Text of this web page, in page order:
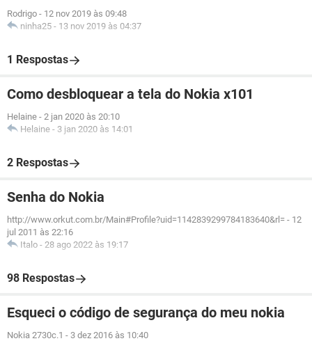
Rodrigo - 12 nov 2019 às 09:48
ninha25 - 13 nov 2019 às 04:37
1 Respostas
Como desbloquear a tela do Nokia x101
Helaine - 2 jan 2020 às 20:10
Helaine - 3 jan 2020 às 14:01
2 Respostas
Senha do Nokia
http://www.orkut.com.br/Main#Profile?uid=1142839299784183640&rl= - 12
jul 2011 às 22:16
Italo - 28 ago 2022 às 19:17
98 Respostas
Esqueci o código de segurança do meu nokia
Nokia 2730c.1 - 3 dez 2016 às 10:40